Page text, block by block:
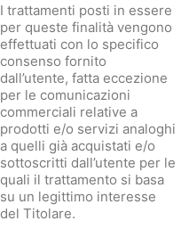
I trattamenti posti in essere
per queste finalità vengono
effettuati con lo specifico
consenso fornito
dall’utente, fatta eccezione
per le comunicazioni
commerciali relative a
prodotti e/o servizi analoghi
a quelli già acquistati e/o
sottoscritti dall’utente per le
quali il trattamento si basa
su un legittimo interesse
del Titolare.